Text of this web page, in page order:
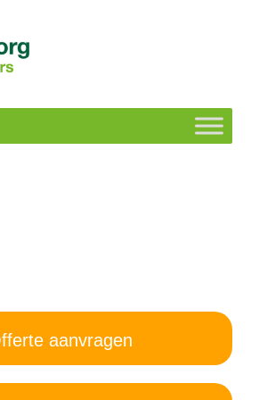
aanvragen